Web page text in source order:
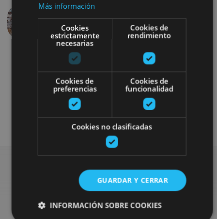
Gastronomía
Bilatu plan gehiago
Más información
Cookies
estrictamente
necesarias
Cookies de
rendimiento
Cookies de
preferencias
Cookies de
funcionalidad
Cookies no clasificadas
GUARDAR Y CERRAR
INFORMACIÓN SOBRE COOKIES